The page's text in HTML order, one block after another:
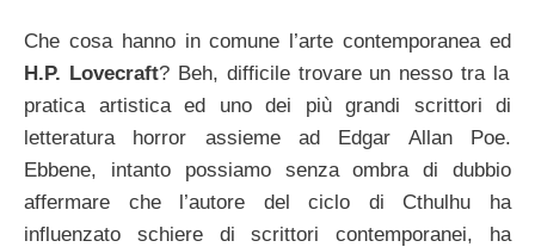
Che cosa hanno in comune l’arte contemporanea ed
H.P. Lovecraft? Beh, difficile trovare un nesso tra la
pratica artistica ed uno dei più grandi scrittori di
letteratura horror assieme ad Edgar Allan Poe.
Ebbene, intanto possiamo senza ombra di dubbio
affermare che l’autore del ciclo di Cthulhu ha
influenzato schiere di scrittori contemporanei, ha